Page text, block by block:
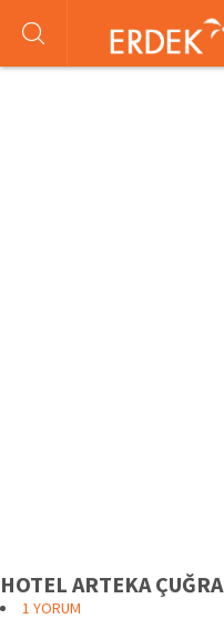
HOTEL ARTEKA ÇUĞRA
1 YORUM